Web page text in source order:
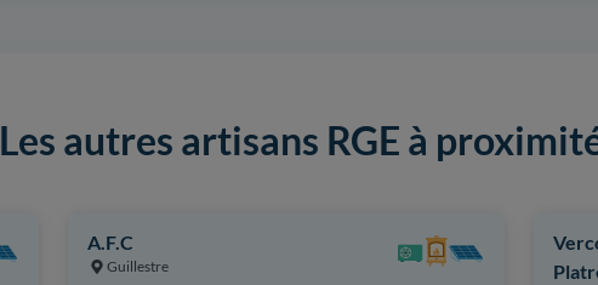
Les autres artisans RGE à
A.F.C
Guillestre